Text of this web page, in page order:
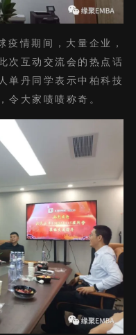
疫情期间，大量企业，
次互动交流会的热点话
单丹同学表示中柏科技
令大家啧啧称奇。